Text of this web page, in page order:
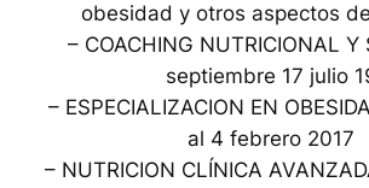
obesidad y otros aspectos
– COACHING NUTRICIONAL Y
septiembre 17 julio
– ESPECIALIZACION EN
al 4 febrero 2017
– NUTRICION CLÍNICA